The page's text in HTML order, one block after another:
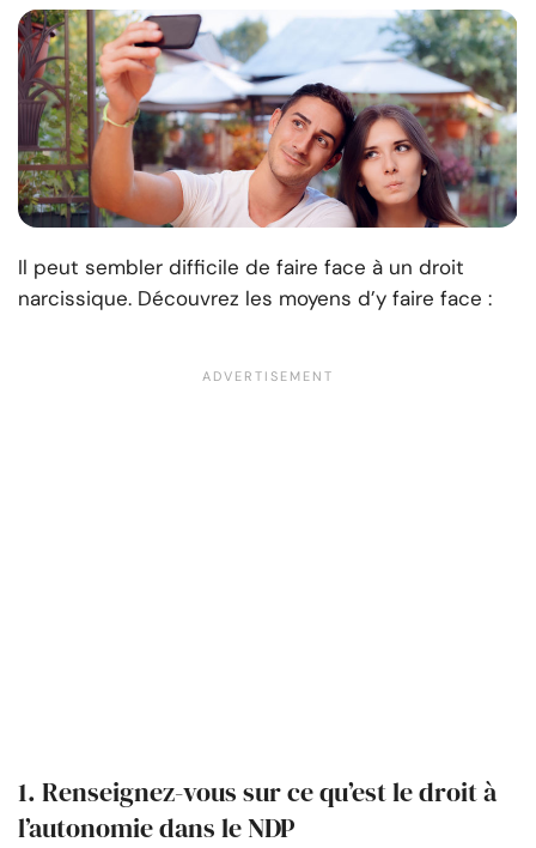
Il peut sembler difficile de faire face à un droit
narcissique. Découvrez les moyens d’y faire face :
1. Renseignez-vous sur ce qu’est le droit à
l’autonomie dans le NDP